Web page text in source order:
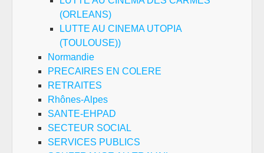
(ORLEANS)
LUTTE AU CINEMA UTOPIA
(TOULOUSE))
Normandie
PRECAIRES EN COLERE
RETRAITES
Rhônes-Alpes
SANTE-EHPAD
SECTEUR SOCIAL
SERVICES PUBLICS